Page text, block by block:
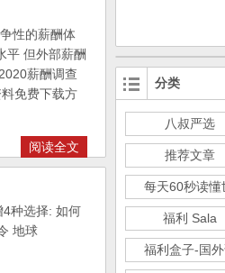
性的薪酬体
平 但外部薪酬
薪酬调查
免费下载方
阅读全文
种选择: 如何
地球
分类
八叔严选
推荐文章
福利 Sala